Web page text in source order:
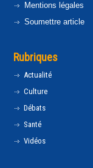
Mentions légales
Soumettre article
Rubriques
Actualité
Culture
Débats
Santé
Vidéos